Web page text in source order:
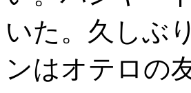
いた。久しぶ
ンはオテロの